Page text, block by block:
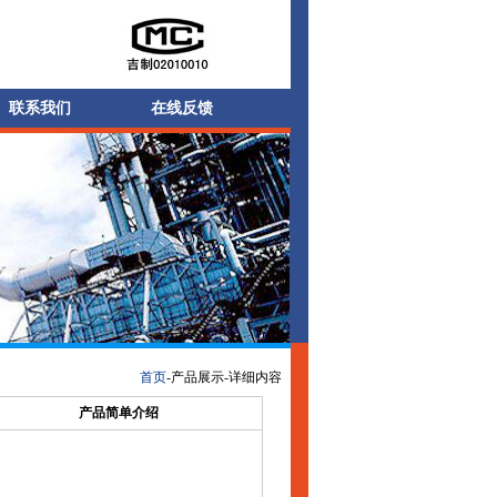
联系我们 在线反馈
首页-产品展示-详细内容
产品简单介绍